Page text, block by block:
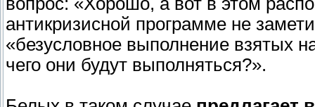
антикризисной программе не
«безусловное выполнение взятых
чего они будут выполняться?».